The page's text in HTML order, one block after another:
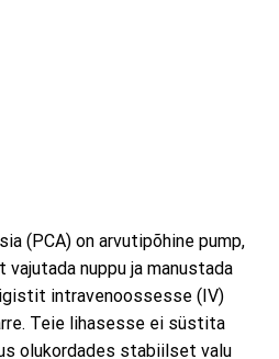
(PCA) on arvutipõhine pump,
nuppu ja manustada
intravenoossesse (IV)
Teie lihasesse ei süstita
olukordades stabiilset valu